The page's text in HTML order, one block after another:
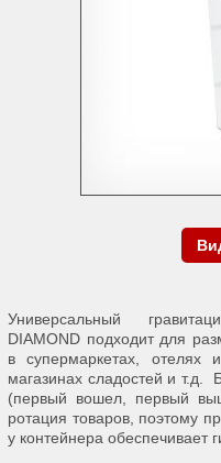
Универсальный
DIAMOND подходит для
в супермаркетах, отелях
магазинах сладостей и т.д.
(первый вошел, первый
ротация товаров, поэтому
у контейнера обеспечивает